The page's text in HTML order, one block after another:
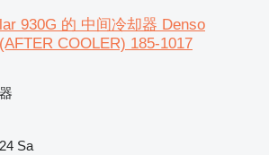
930G 的 中间冷却器 Denso
COOLER) 185-1017
Sa